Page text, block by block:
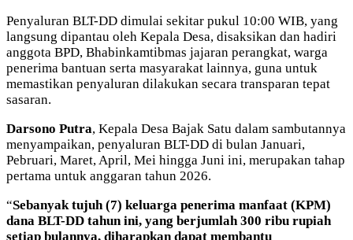
Penyaluran BLT-DD dimulai sekitar pukul 10:00 WIB, yang
langsung dipantau oleh Kepala Desa, disaksikan dan hadiri
anggota BPD, Bhabinkamtibmas jajaran perangkat, warga
penerima bantuan serta masyarakat lainnya, guna untuk
memastikan penyaluran dilakukan secara transparan tepat
sasaran.
Darsono Putra, Kepala Desa Bajak Satu dalam sambutannya
menyampaikan, penyaluran BLT-DD di bulan Januari,
Pebruari, Maret, April, Mei hingga Juni ini, merupakan tahap
pertama untuk anggaran tahun 2026.
“Sebanyak tujuh (7) keluarga penerima manfaat (KPM)
dana BLT-DD tahun ini, yang berjumlah 300 ribu rupiah
setiap bulannya, diharapkan dapat membantu